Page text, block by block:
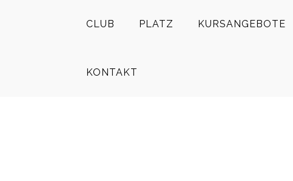
CLUB PLATZ KURSANGEBOTE
KONTAKT